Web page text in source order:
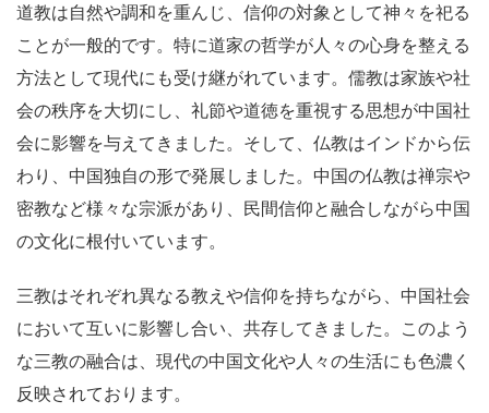
道教は自然や調和を重んじ、信仰の対象として神々を祀る
ことが一般的です。特に道家の哲学が人々の心身を整える
方法として現代にも受け継がれています。儒教は家族や社
会の秩序を大切にし、礼節や道徳を重視する思想が中国社
会に影響を与えてきました。そして、仏教はインドから伝
わり、中国独自の形で発展しました。中国の仏教は禅宗や
密教など様々な宗派があり、民間信仰と融合しながら中国
の文化に根付いています。
三教はそれぞれ異なる教えや信仰を持ちながら、中国社会
において互いに影響し合い、共存してきました。このよう
な三教の融合は、現代の中国文化や人々の生活にも色濃く
反映されております。